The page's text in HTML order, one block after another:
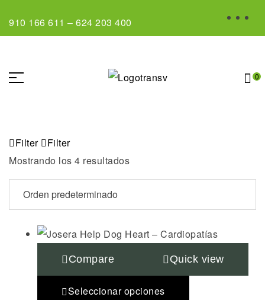
910 166 611 – 624 203 400
0
Filter
Filter
Mostrando los 4 resultados
Compare Quick view
Seleccionar opciones